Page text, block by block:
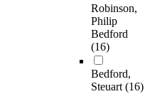
Robinson,
Philip
Bedford
(16)
Bedford,
Steuart(16)